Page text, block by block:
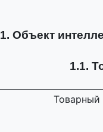
1. Объект
1.1.
Товарный